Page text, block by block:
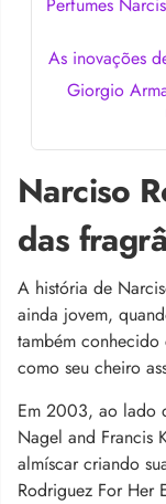
As inovações
Giorgio
Narciso
das
A história de
ainda jovem,
também conhecido
como seu cheiro
Em 2003, ao lado
Nagel and Francis
almíscar criando
Rodriguez For Her